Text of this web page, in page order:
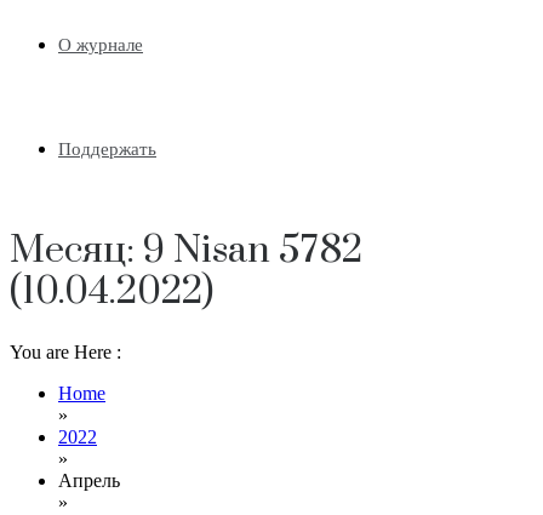
О журнале
Поддержать
Месяц: 9 Nisan 5782
(10.04.2022)
You are Here :
Home
»
2022
»
Апрель
»